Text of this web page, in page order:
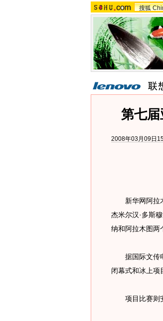
搜狐
第七
2008年03月09日
新华网阿拉木
杰米尔汉·多斯
纳和阿拉木图两
据国际文传电
闭幕式和冰上项
项目比赛则安